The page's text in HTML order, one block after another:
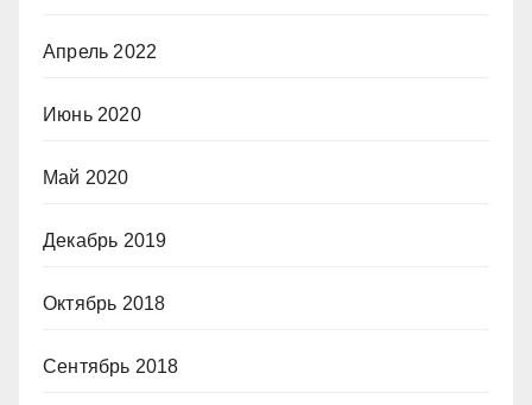
Апрель 2022
Июнь 2020
Май 2020
Декабрь 2019
Октябрь 2018
Сентябрь 2018